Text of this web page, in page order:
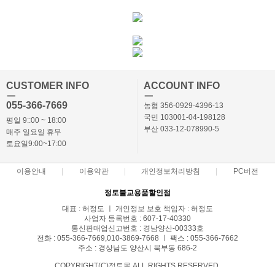
CUSTOMER INFO
ㅡ
055-366-7669
평일 9::00 ~ 18:00
매주 일요일 휴무
토요일9:00~17:00
ACCOUNT INFO
ㅡ
농협 356-0929-4396-13
국민 103001-04-198128
부산 033-12-078990-5
이용안내 이용약관 개인정보처리방침 PC버전
정토불교용품할인점
대표 : 허정도 ㅣ 개인정보 보호 책임자 : 허정도
사업자 등록번호 : 607-17-40330
통신판매업신고번호 : 경남양산-00333호
전화 : 055-366-7669,010-3869-7668 ㅣ 팩스 : 055-366-7662
주소 : 경상남도 양산시 북부동 686-2